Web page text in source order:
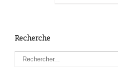
Recherche